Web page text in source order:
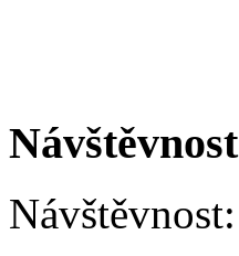
Návštěvnost
Návštěvnost: